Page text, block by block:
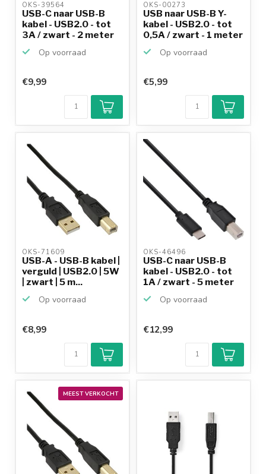
OKS-39564
USB-C naar USB-B
kabel - USB2.0 - tot
3A / zwart - 2 meter
Op voorraad
€9,99
OKS-00273
USB naar USB-B Y-
kabel - USB2.0 - tot
0,5A / zwart - 1 meter
Op voorraad
€5,99
OKS-71609
USB-A - USB-B kabel |
verguld | USB2.0 | 5W
| zwart | 5 m...
Op voorraad
€8,99
OKS-46496
USB-C naar USB-B
kabel - USB2.0 - tot
1A / zwart - 5 meter
Op voorraad
€12,99
MEEST VERKOCHT